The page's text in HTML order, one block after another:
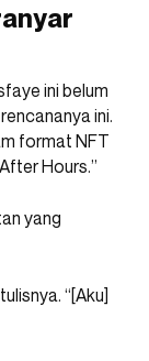
ini belum
ini.
format NFT
Hours.”
yang
“[Aku]